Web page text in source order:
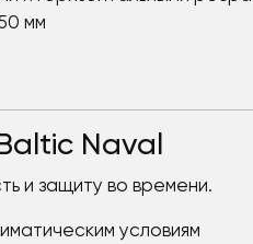
мм
Naval
и защиту во времени.
условиям